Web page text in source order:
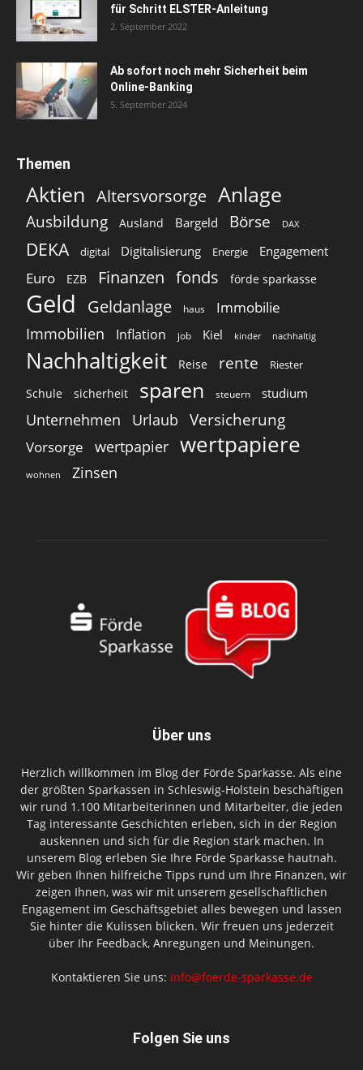
für Schritt ELSTER-Anleitung
2. September 2022
Ab sofort noch mehr Sicherheit beim
Online-Banking
5. September 2024
Themen
Aktien Altersvorsorge Anlage
Ausbildung Ausland Bargeld Börse DAX
DEKA digital Digitalisierung Energie Engagement
Euro EZB Finanzen fonds förde sparkasse
Geld Geldanlage haus Immobilie
Immobilien Inflation job Kiel kinder nachhaltig
Nachhaltigkeit Reise rente Riester
Schule sicherheit sparen steuern studium
Unternehmen Urlaub Versicherung
Vorsorge wertpapier wertpapiere
wohnen Zinsen
Über uns
Herzlich willkommen im Blog der Förde Sparkasse. Als eine
der größten Sparkassen in Schleswig-Holstein beschäftigen
wir rund 1.100 Mitarbeiterinnen und Mitarbeiter, die jeden
Tag interessante Geschichten erleben, sich in der Region
auskennen und sich für die Region stark machen. In
unserem Blog erleben Sie Ihre Förde Sparkasse hautnah.
Wir geben Ihnen hilfreiche Tipps rund um Ihre Finanzen, wir
zeigen Ihnen, was wir mit unserem gesellschaftlichen
Engagement im Geschäftsgebiet alles bewegen und lassen
Sie hinter die Kulissen blicken. Wir freuen uns jederzeit
über Ihr Feedback, Anregungen und Meinungen.
Kontaktieren Sie uns: info@foerde-sparkasse.de
Folgen Sie uns